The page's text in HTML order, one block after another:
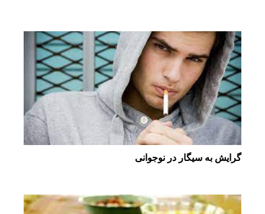
گرایش به سیگار در نوجوانی